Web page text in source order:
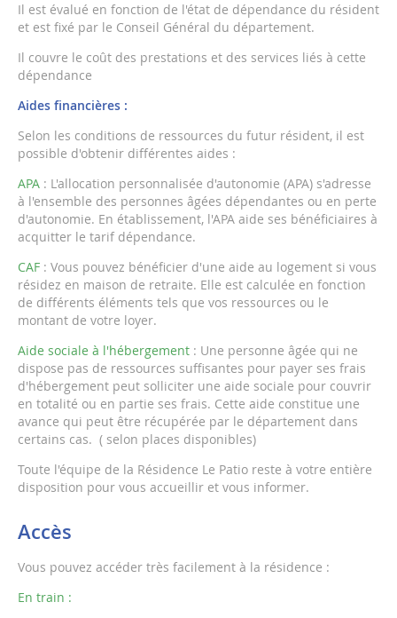
Il est évalué en fonction de l'état de dépendance du résident
et est fixé par le Conseil Général du département.
Il couvre le coût des prestations et des services liés à cette
dépendance
Aides financières :
Selon les conditions de ressources du futur résident, il est
possible d'obtenir différentes aides :
APA : L'allocation personnalisée d'autonomie (APA) s'adresse
à l'ensemble des personnes âgées dépendantes ou en perte
d'autonomie. En établissement, l'APA aide ses bénéficiaires à
acquitter le tarif dépendance.
CAF : Vous pouvez bénéficier d'une aide au logement si vous
résidez en maison de retraite. Elle est calculée en fonction
de différents éléments tels que vos ressources ou le
montant de votre loyer.
Aide sociale à l'hébergement : Une personne âgée qui ne
dispose pas de ressources suffisantes pour payer ses frais
d'hébergement peut solliciter une aide sociale pour couvrir
en totalité ou en partie ses frais. Cette aide constitue une
avance qui peut être récupérée par le département dans
certains cas. ( selon places disponibles)
Toute l'équipe de la Résidence Le Patio reste à votre entière
disposition pour vous accueillir et vous informer.
Accès
Vous pouvez accéder très facilement à la résidence :
En train :